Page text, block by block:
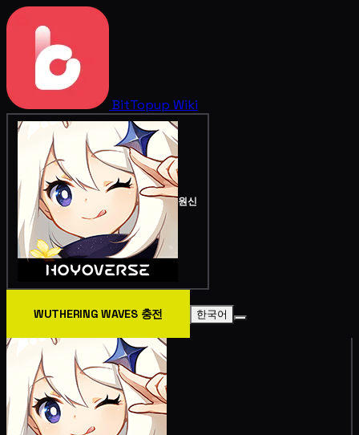
BitTopup Wiki
원신
WUTHERING WAVES 충전 한국어